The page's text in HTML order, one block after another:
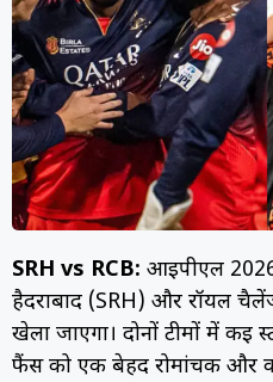
SRH vs RCB: आईपीएल
हैदराबाद (SRH) और रॉयल
खेला जाएगा। दोनों टीमों में कई
फैंस को एक बेहद रोमांचक और